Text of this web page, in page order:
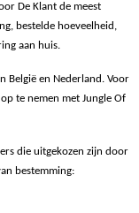
De Klant de meest
bestelde hoeveelheid,
aan huis.
België en Nederland. Voor
te nemen met Jungle Of
die uitgekozen zijn door
bestemming: